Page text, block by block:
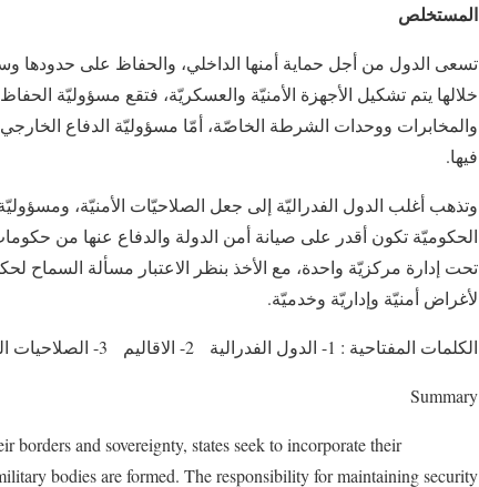
المستخلص
تسعى الدول من أجل حماية أمنها الداخلي، والحفاظ على حدودها
خلالها يتم تشكيل الأجهزة الأمنيّة والعسكريّة، فتقع مسؤوليّة
والمخابرات ووحدات الشرطة الخاصّة، أمّا مسؤوليّة الدفاع
فيها.
وتذهب أغلب الدول الفدراليّة إلى جعل الصلاحيّات الأمنيّة،
الحكوميّة تكون أقدر على صيانة أمن الدولة والدفاع عنها من
تحت إدارة مركزيّة واحدة، مع الأخذ بنظر الاعتبار مسألة السماح
لأغراض أمنيّة وإداريّة وخدميّة.
الكلمات المفتاحية : 1- الدول الفدرالية 2- الاقاليم 3- الصلاحيات العسكرية
Summary
borders and sovereignty, states seek to incorporate their
bodies are formed. The responsibility for maintaining security